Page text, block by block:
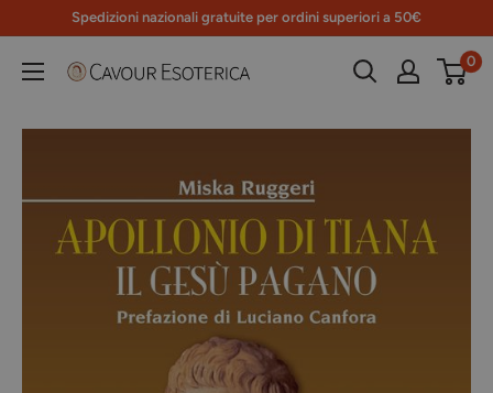
contenuto
Spedizioni nazionali gratuite per ordini superiori a 50€
Libreria
0